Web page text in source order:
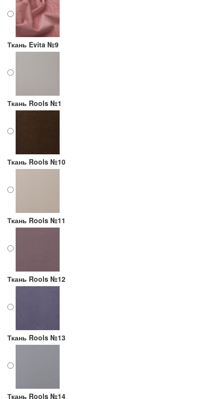
Ткань Evita №9
Ткань Rools №1
Ткань Rools №10
Ткань Rools №11
Ткань Rools №12
Ткань Rools №13
Ткань Rools №14